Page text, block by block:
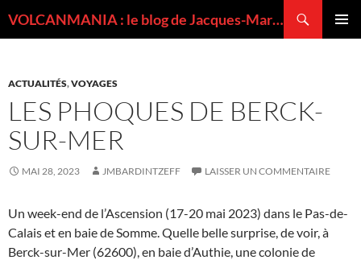
VOLCANMANIA : le blog de Jacques-Marie BARDINTZEFF, volcanologue
ACTUALITÉS,VOYAGES
LES PHOQUES DE BERCK-
SUR-MER
MAI 28, 2023 JMBARDINTZEFF LAISSER UN COMMENTAIRE
Un week-end de l’Ascension (17-20 mai 2023) dans le Pas-de-
Calais et en baie de Somme. Quelle belle surprise, de voir, à
Berck-sur-Mer (62600), en baie d’Authie, une colonie de